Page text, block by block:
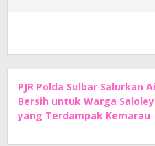
PJR Polda Sulbar Salurkan
Bersih untuk Warga
yang Terdampak Kemarau